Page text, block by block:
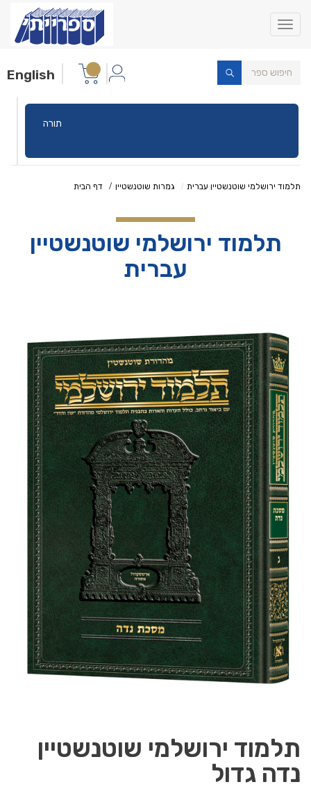
Toggle
navigation
English
תורה
דף הבית גמרות שוטנשטיין תלמוד ירושלמי שוטנשטיין עברית
תלמוד ירושלמי שוטנשטיין
עברית
תלמוד ירושלמי שוטנשטיין
נדה גדול